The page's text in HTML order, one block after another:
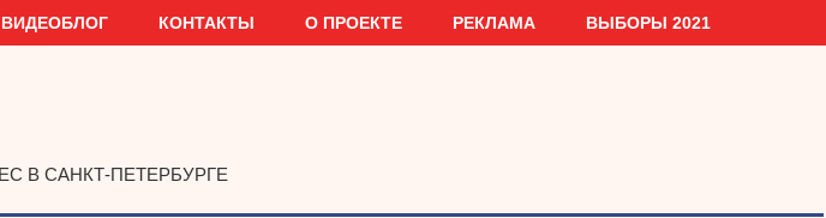
ВИДЕОБЛОГ КОНТАКТЫ О ПРОЕКТЕ РЕКЛАМА ВЫБОРЫ 2021
В САНКТ-ПЕТЕРБУРГЕ